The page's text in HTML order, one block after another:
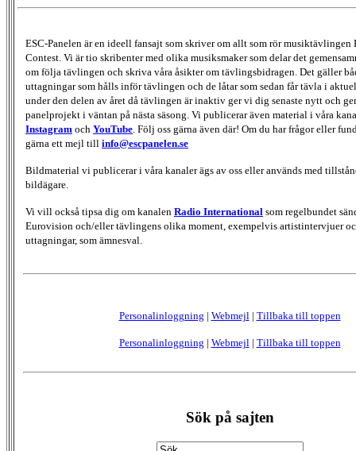
ESC-Panelen är en ideell fansajt som skriver om allt som rör musiktävlingen
Contest. Vi är tio skribenter med olika musiksmaker som delar det
om följa tävlingen och skriva våra åsikter om tävlingsbidragen. Det gäller
uttagningar som hålls inför tävlingen och de låtar som sedan får tävla i
under den delen av året då tävlingen är inaktiv ger vi dig senaste nytt och
panelprojekt i väntan på nästa säsong. Vi publicerar även material i våra
Instagram och YouTube. Följ oss gärna även där! Om du har frågor eller
gärna ett mejl till info@escpanelen.se
Bildmaterial vi publicerar i våra kanaler ägs av oss eller används med
bildägare.
Vi vill också tipsa dig om kanalen Radio International som regelbundet
Eurovision och/eller tävlingens olika moment, exempelvis artistintervjuer
uttagningar, som ämnesval.
Personalinloggning | Webmejl| Tillbaka till toppen
Personalinloggning | Webmejl| Tillbaka till toppen
Sök på sajten